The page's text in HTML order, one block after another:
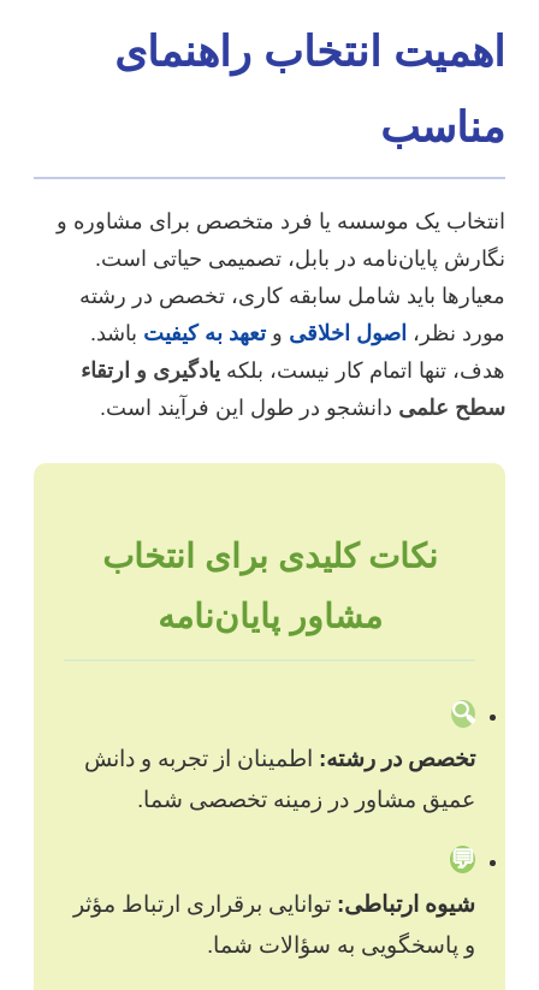
اهمیت انتخاب راهنمای
مناسب
انتخاب یک موسسه یا فرد متخصص برای مشاوره و
نگارش پایان‌نامه در بابل، تصمیمی حیاتی است.
معیارها باید شامل سابقه کاری، تخصص در رشته
مورد نظر، اصول اخلاقی وتعهد به کیفیت باشد.
هدف، تنها اتمام کار نیست، بلکه یادگیری و ارتقاء
سطح علمی دانشجو در طول این فرآیند است.
نکات کلیدی برای انتخاب
مشاور پایان‌نامه
🔍
تخصص در رشته: اطمینان از تجربه و دانش
عمیق مشاور در زمینه تخصصی شما.
💬
شیوه ارتباطی: توانایی برقراری ارتباط مؤثر
و پاسخگویی به سؤالات شما.